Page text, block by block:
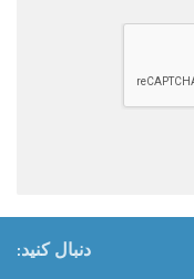
دنبال کنید: